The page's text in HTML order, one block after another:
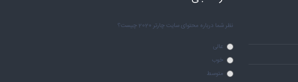
نظر شما درباره محتوای سایت چارتر 2020 چیست؟
عالی
خوب
متوسط